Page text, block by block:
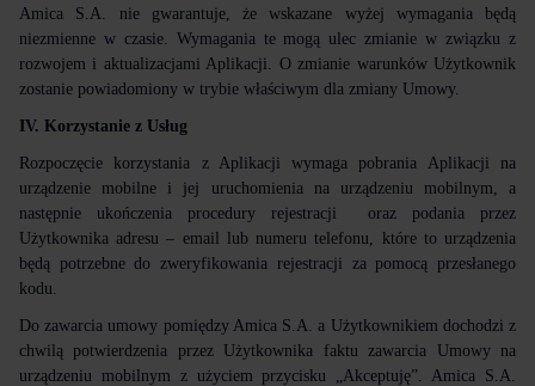
Amica S.A. nie gwarantuje, że wskazane wyżej wymagania będą
niezmienne w czasie. Wymagania te mogą ulec zmianie w związku z
rozwojem i aktualizacjami Aplikacji. O zmianie warunków Użytkownik
zostanie powiadomiony w trybie właściwym dla zmiany Umowy.
IV. Korzystanie z Usług
Rozpoczęcie korzystania z Aplikacji wymaga pobrania Aplikacji na
urządzenie mobilne i jej uruchomienia na urządzeniu mobilnym, a
następnie ukończenia procedury rejestracji
oraz podania przez
Użytkownika adresu – email lub numeru telefonu, które to urządzenia
będą potrzebne do zweryfikowania rejestracji za pomocą przesłanego
kodu.
Do zawarcia umowy pomiędzy Amica S.A. a Użytkownikiem dochodzi z
chwilą potwierdzenia przez Użytkownika faktu zawarcia Umowy na
urządzeniu mobilnym z użyciem przycisku „Akceptuję”. Amica S.A.